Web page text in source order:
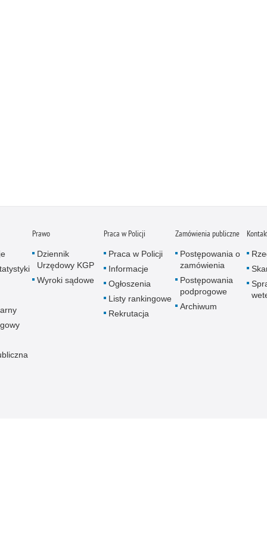
Prawo
Dziennik
Urzędowy KGP
Wyroki sądowe
Praca w Policji
Praca w Policji
Informacje
Ogłoszenia
Listy rankingowe
Rekrutacja
Zamówienia publiczne
Postępowania o
zamówienia
Postępowania
podprogowe
Archiwum